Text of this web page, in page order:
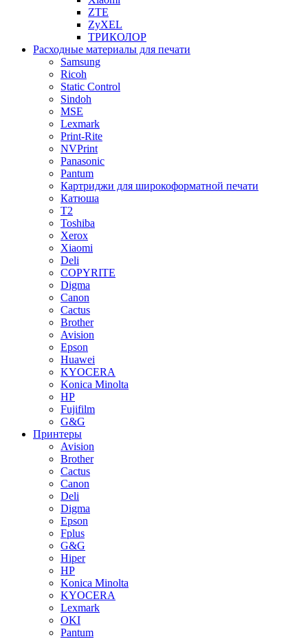
ZTE
ZyXEL
ТРИКОЛОР
Расходные материалы для печати
Samsung
Ricoh
Static Control
Sindoh
MSE
Lexmark
Print-Rite
NVPrint
Panasonic
Pantum
Картриджи для широкоформатной печати
Катюша
T2
Toshiba
Xerox
Xiaomi
Deli
COPYRITE
Digma
Canon
Cactus
Brother
Avision
Epson
Huawei
KYOCERA
Konica Minolta
HP
Fujifilm
G&G
Принтеры
Avision
Brother
Cactus
Canon
Deli
Digma
Epson
Fplus
G&G
Hiper
HP
Konica Minolta
KYOCERA
Lexmark
OKI
Pantum